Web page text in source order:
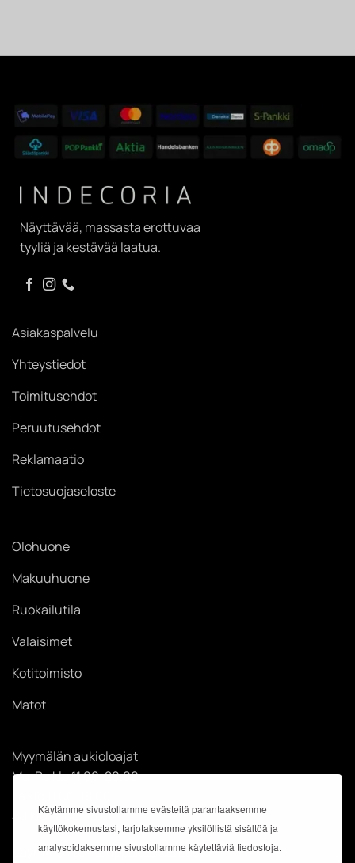
Käytämme sivustollamme evästeitä parantaaksemme
käyttökokemustasi, tarjotaksemme yksilöllistä sisältöä ja
analysoidaksemme sivustollamme käytettäviä tiedostoja.
Näyttävää, massasta erottuvaa
tyyliä ja kestävää laatua.
Asiakaspalvelu
Yhteystiedot
Toimitusehdot
Peruutusehdot
Reklamaatio
Tietosuojaseloste
Olohuone
Makuuhuone
Ruokailutila
Valaisimet
Kotitoimisto
Matot
Myymälän aukioloajat
Ma-Pe klo 11.00-20.00
Su klo 12.00-18.00
Käyntiosoite: Kauppakeskus Easton